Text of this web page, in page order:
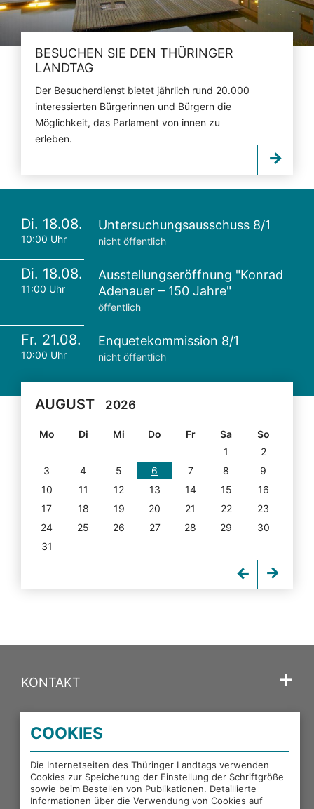
BESUCHEN SIE DEN THÜRINGER
LANDTAG
Der Besucherdienst bietet jährlich rund 20.000
interessierten Bürgerinnen und Bürgern die
Möglichkeit, das Parlament von innen zu
erleben.
Di. 18.08.
10:00 Uhr
Untersuchungsausschuss 8/1
nicht öffentlich
Di. 18.08.
11:00 Uhr
Ausstellungseröffnung "Konrad
Adenauer – 150 Jahre"
öffentlich
Fr. 21.08.
10:00 Uhr
Enquetekommission 8/1
nicht öffentlich
AUGUST 2026
Mo Di Mi Do Fr Sa
So
1
2
3
4 5 6 7 8
9
10
11 12 13 14 15
16
17
18 19 20 21 22
23
24
25 26 27 28 29
30
31
KONTAKT
PORTALE DES THÜRINGER LANDTAGS
EXTERNE LINKS
COOKIES
Die Internetseiten des Thüringer Landtags verwenden
Cookies zur Speicherung der Einstellung der Schriftgröße
sowie beim Bestellen von Publikationen. Detaillierte
Informationen über die Verwendung von Cookies auf